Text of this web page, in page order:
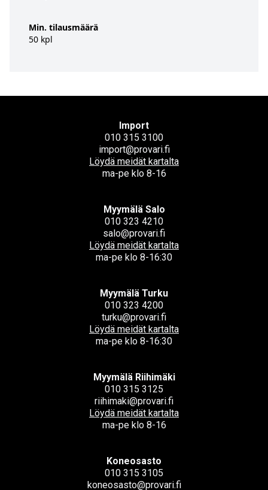
Min. tilausmäärä
50 kpl
Import
010 315 3100
import@provari.fi
Löydä meidät kartalta
ma-pe klo 8-16
Myymälä Salo
010 323 4210
salo@provari.fi
Löydä meidät kartalta
ma-pe klo 8-16:30
Myymälä Turku
010 323 4200
turku@provari.fi
Löydä meidät kartalta
ma-pe klo 8-16:30
Myymälä Riihimäki
010 315 3125
riihimaki@provari.fi
Löydä meidät kartalta
ma-pe klo 8-16
Koneosasto
010 315 3105
koneosasto@provari.fi